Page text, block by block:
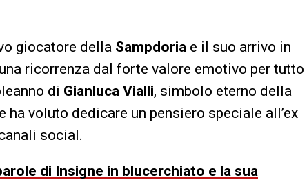
giocatore della Sampdoria e il suo arrivo in
ricorrenza dal forte valore emotivo per tutto
di Gianluca Vialli, simbolo eterno della
ha voluto dedicare un pensiero speciale all’ex
social.
di Insigne in blucerchiato e la sua